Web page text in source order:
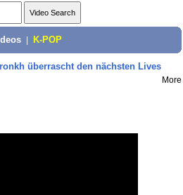
K-POP
überrascht den nächsten Lives
More